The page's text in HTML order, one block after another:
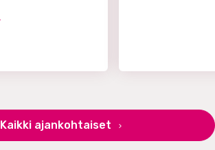
Kaikki ajankohtaiset